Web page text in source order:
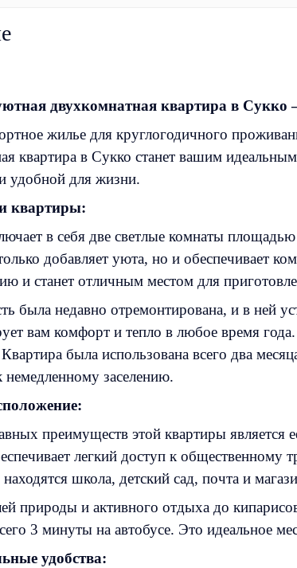
двухкомнатная квартира в
жилье для круглогодичного
квартира в Сукко станет вашим
удобной для жизни.
квартиры:
в себя две светлые комнаты
добавляет уюта, но и обеспечивает
и станет отличным местом для
была недавно отремонтирована, и в ней
вам комфорт и тепло в любое время
была использована всего два
немедленному заселению.
преимуществ этой квартиры является
легкий доступ к общественному
находятся школа, детский сад, почта и
природы и активного отдыха до
3 минуты на автобусе. Это идеальное
удобства: